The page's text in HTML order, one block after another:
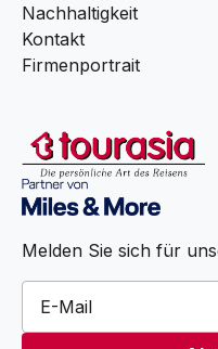
Nachhaltigkeit
Kontakt
Firmenportrait
Melden Sie sich für